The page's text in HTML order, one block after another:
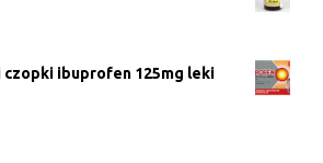
ibuprofen 125mg leki